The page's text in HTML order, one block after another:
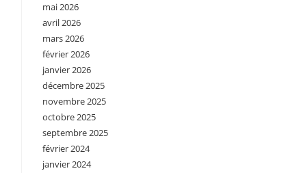
mai 2026
avril 2026
mars 2026
février 2026
janvier 2026
décembre 2025
novembre 2025
octobre 2025
septembre 2025
février 2024
janvier 2024